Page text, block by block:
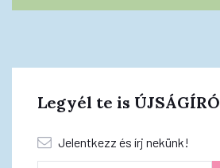
Legyél te is ÚJSÁGÍRÓ
Jelentkezz és írj nekünk!